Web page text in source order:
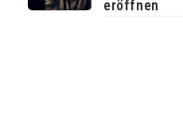
eröffnen